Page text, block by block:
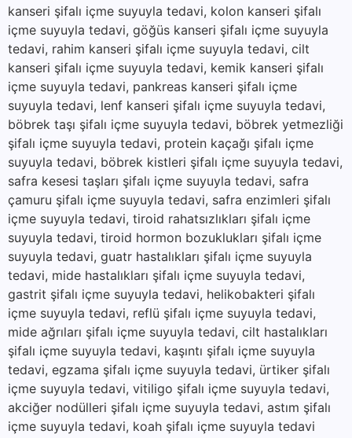
kanseri şifalı içme suyuyla tedavi, kolon kanseri şifalı
içme suyuyla tedavi, göğüs kanseri şifalı içme suyuyla
tedavi, rahim kanseri şifalı içme suyuyla tedavi, cilt
kanseri şifalı içme suyuyla tedavi, kemik kanseri şifalı
içme suyuyla tedavi, pankreas kanseri şifalı içme
suyuyla tedavi, lenf kanseri şifalı içme suyuyla tedavi,
böbrek taşı şifalı içme suyuyla tedavi, böbrek yetmezliği
şifalı içme suyuyla tedavi, protein kaçağı şifalı içme
suyuyla tedavi, böbrek kistleri şifalı içme suyuyla tedavi,
safra kesesi taşları şifalı içme suyuyla tedavi, safra
çamuru şifalı içme suyuyla tedavi, safra enzimleri şifalı
içme suyuyla tedavi, tiroid rahatsızlıkları şifalı içme
suyuyla tedavi, tiroid hormon bozuklukları şifalı içme
suyuyla tedavi, guatr hastalıkları şifalı içme suyuyla
tedavi, mide hastalıkları şifalı içme suyuyla tedavi,
gastrit şifalı içme suyuyla tedavi, helikobakteri şifalı
içme suyuyla tedavi, reflü şifalı içme suyuyla tedavi,
mide ağrıları şifalı içme suyuyla tedavi, cilt hastalıkları
şifalı içme suyuyla tedavi, kaşıntı şifalı içme suyuyla
tedavi, egzama şifalı içme suyuyla tedavi, ürtiker şifalı
içme suyuyla tedavi, vitiligo şifalı içme suyuyla tedavi,
akciğer nodülleri şifalı içme suyuyla tedavi, astım şifalı
içme suyuyla tedavi, koah şifalı içme suyuyla tedavi